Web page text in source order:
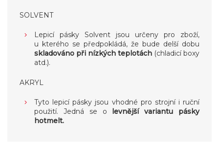
SOLVENT
Lepicí pásky Solvent jsou určeny pro zboží,
u kterého se předpokládá, že bude delší dobu
skladováno při nízkých teplotách (chladicí boxy
atd.).
AKRYL
Tyto lepicí pásky jsou vhodné pro strojní i ruční
použití. Jedná se o levnější variantu pásky
hotmelt.